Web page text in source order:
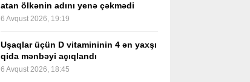
atan ölkənin adını yenə çəkmədi
6 Avqust 2026, 19:19
Uşaqlar üçün D vitamininin 4 ən yaxşı
qida mənbəyi açıqlandı
6 Avqust 2026, 18:45